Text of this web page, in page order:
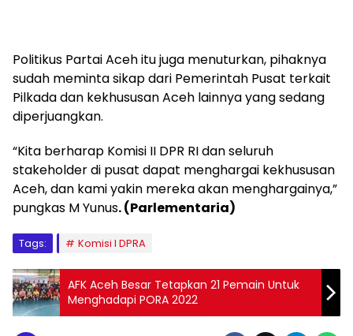
Politikus Partai Aceh itu juga menuturkan, pihaknya
sudah meminta sikap dari Pemerintah Pusat terkait
Pilkada dan kekhususan Aceh lainnya yang sedang
diperjuangkan.
“Kita berharap Komisi II DPR RI dan seluruh
stakeholder di pusat dapat menghargai kekhususan
Aceh, dan kami yakin mereka akan menghargainya,”
pungkas M Yunus. (Parlementaria)
Tags: Komisi I DPRA
AFK Aceh Besar Tetapkan 21 Pemain Untuk
Menghadapi PORA 2022